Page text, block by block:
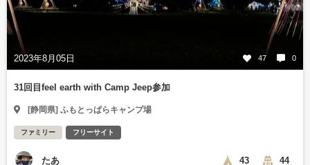
2023年8月05日 47 0
31回目feel earth with Camp Jeep参加
[静岡県] ふもとっぱらキャンプ場
ファミリー フリーサイト
たあ 43 44